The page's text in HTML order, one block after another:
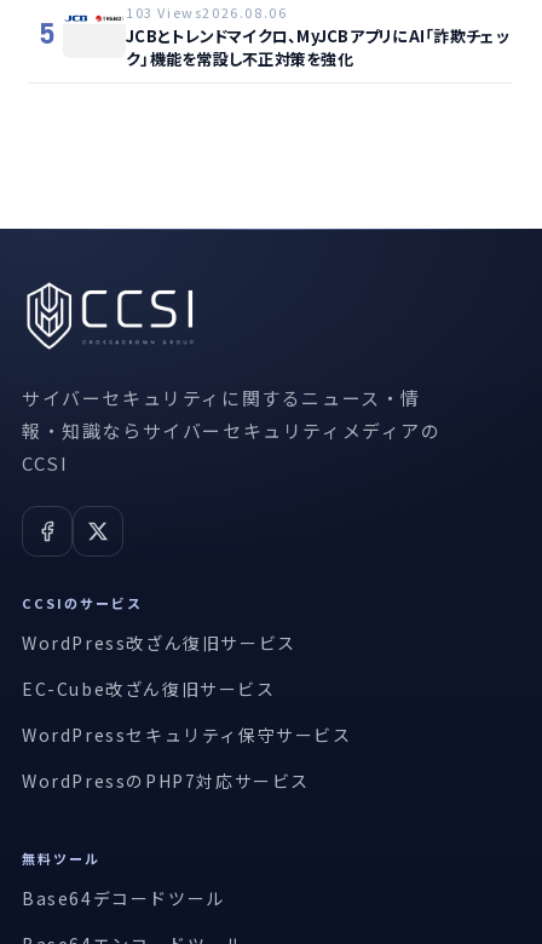
5
103 Views2026.08.06
JCBとトレンドマイクロ、MyJCBアプリにAI「詐欺チェッ
ク」機能を常設し不正対策を強化
サイバーセキュリティに関するニュース・情
報・知識ならサイバーセキュリティメディアの
CCSI
CCSIのサービス
WordPress改ざん復旧サービス
EC-Cube改ざん復旧サービス
WordPressセキュリティ保守サービス
WordPressのPHP7対応サービス
無料ツール
Base64デコードツール